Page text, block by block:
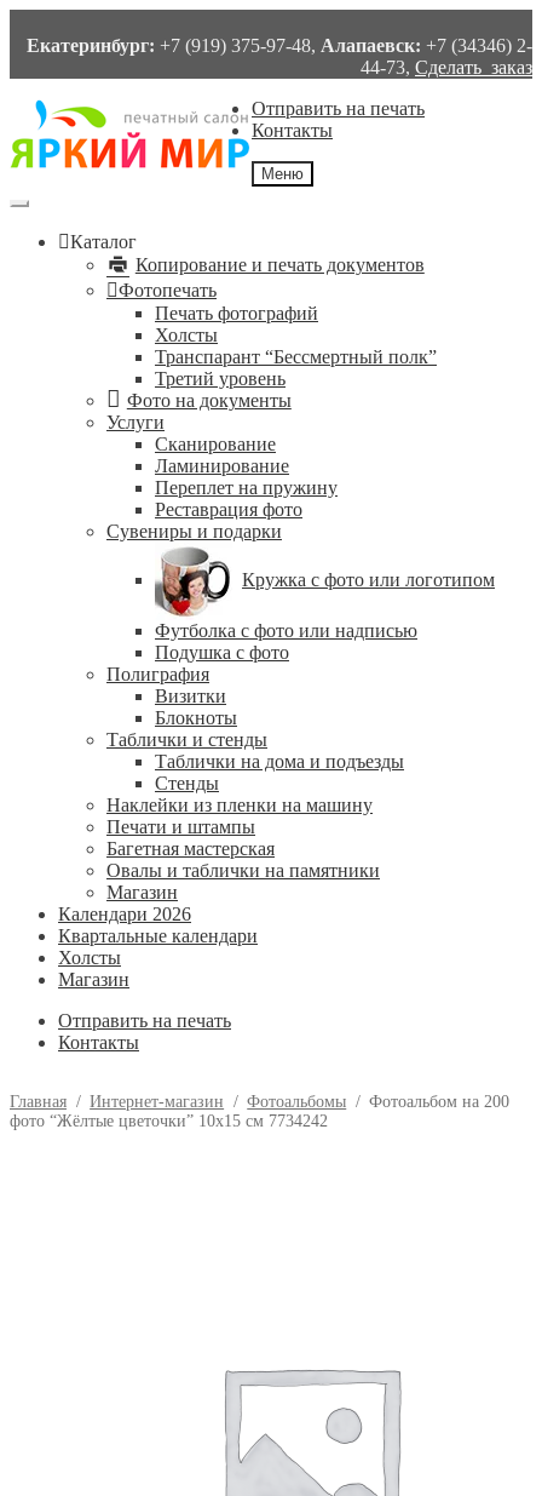
Екатеринбург: +7 (919) 375-97-48, Алапаевск: +7 (34346) 2-
44-73, Сделать заказ
Перейти
навигации
Перейти
содержимому
Отправить на печать
Контакты
Меню
Каталог
Копирование и печать документов
Фотопечать
Печать фотографий
Холсты
Транспарант “Бессмертный полк”
Третий уровень
Фото на документы
Услуги
Сканирование
Ламинирование
Переплет на пружину
Реставрация фото
Сувениры и подарки
Кружка с фото или логотипом
Футболка с фото или надписью
Подушка с фото
Полиграфия
Визитки
Блокноты
Таблички и стенды
Таблички на дома и подъезды
Стенды
Наклейки из пленки на машину
Печати и штампы
Багетная мастерская
Овалы и таблички на памятники
Магазин
Календари 2026
Квартальные календари
Холсты
Магазин
Отправить на печать
Контакты
Главная / Интернет-магазин / Фотоальбомы / Фотоальбом на 200
фото “Жёлтые цветочки” 10х15 см 7734242